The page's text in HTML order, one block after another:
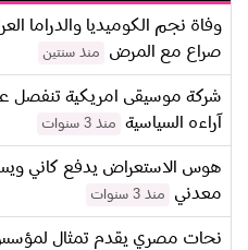
وفاة نجم الكوميديا والدراما
صراع مع المرض
منذ سنتين
شركة موسيقى امريكية تنفصل
آراءه السياسية
منذ 3 سنوات
هوس الاستعراض يدفع كاني
معدني
منذ 3 سنوات
نحات مصري يقدم تمثال لمؤسس